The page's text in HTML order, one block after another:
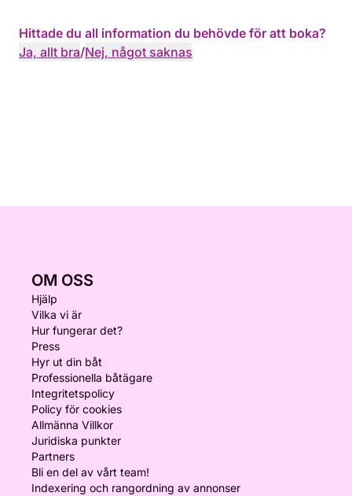
Hittade du all information du behövde för att boka?
Ja, allt bra/Nej, något saknas
OM OSS
Hjälp
Vilka vi är
Hur fungerar det?
Press
Hyr ut din båt
Professionella båtägare
Integritetspolicy
Policy för cookies
Allmänna Villkor
Juridiska punkter
Partners
Bli en del av vårt team!
Indexering och rangordning av annonser